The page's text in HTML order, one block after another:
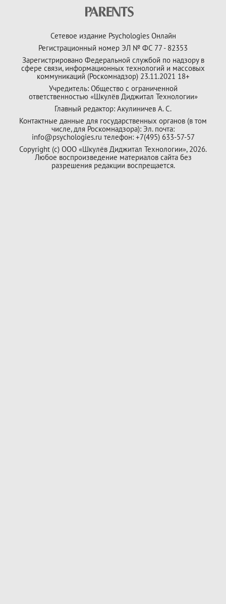
Сетевое издание Psychologies Онлайн
Регистрационный номер ЭЛ № ФС 77 - 82353
Зарегистрировано Федеральной службой по надзору в
сфере связи, информационных технологий и массовых
коммуникаций (Роскомнадзор) 23.11.2021 18+
Учредитель: Общество с ограниченной
ответственностью «Шкулёв Диджитал Технологии»
Главный редактор: Акулиничев А. С.
Контактные данные для государственных органов (в том
числе, для Роскомнадзора): Эл. почта:
info@psychologies.ru телефон: +7(495) 633-57-57
Copyright (с) ООО «Шкулёв Диджитал Технологии», 2026.
Любое воспроизведение материалов сайта без
разрешения редакции воспрещается.